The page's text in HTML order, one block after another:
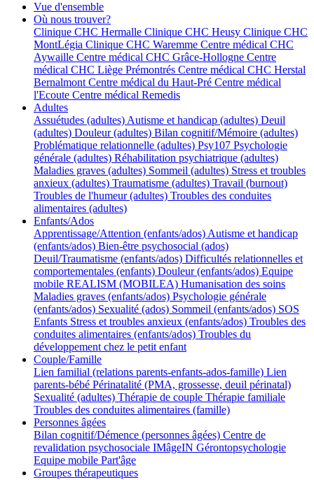
Vue d'ensemble
Où nous trouver?
Clinique CHC Hermalle Clinique CHC Heusy Clinique CHC
MontLégia Clinique CHC Waremme Centre médical CHC
Aywaille Centre médical CHC Grâce-Hollogne Centre
médical CHC Liège Prémontrés Centre médical CHC Herstal
BernalmontCentre médical du Haut-Pré Centre médical
l'Ecoute Centre médical Remedis
Adultes
Assuétudes (adultes)Autisme et handicap (adultes) Deuil
(adultes) Douleur (adultes) Bilan cognitif/Mémoire (adultes)
Problématique relationnelle (adultes) Psy107 Psychologie
générale (adultes) Réhabilitation psychiatrique (adultes)
Maladies graves (adultes) Sommeil (adultes) Stress et troubles
anxieux (adultes) Traumatisme (adultes) Travail (burnout)
Troubles de l'humeur (adultes) Troubles des conduites
alimentaires (adultes)
Enfants/Ados
Apprentissage/Attention (enfants/ados)Autisme et handicap
(enfants/ados) Bien-être psychosocial (ados)
Deuil/Traumatisme (enfants/ados) Difficultés relationnelles et
comportementales (enfants) Douleur (enfants/ados) Equipe
mobile REALISM (MOBILEA) Humanisation des soins
Maladies graves (enfants/ados) Psychologie générale
(enfants/ados) Sexualité (ados) Sommeil (enfants/ados) SOS
Enfants Stress et troubles anxieux (enfants/ados) Troubles des
conduites alimentaires (enfants/ados) Troubles du
développement chez le petit enfant
Couple/Famille
Lien familial (relations parents-enfants-ados-famille) Lien
parents-bébé Périnatalité (PMA, grossesse, deuil périnatal)
Sexualité (adultes) Thérapie de couple Thérapie familiale
Troubles des conduites alimentaires (famille)
Personnes âgées
Bilan cognitif/Démence (personnes âgées) Centre de
revalidation psychosociale IMâgeIN Gérontopsychologie
Equipe mobile Part'âge
Groupes thérapeutiques